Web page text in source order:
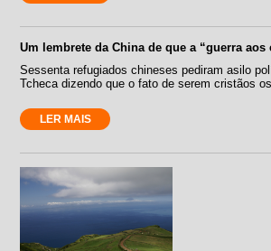
Um lembrete da China de que a “guerra
Sessenta refugiados chineses pediram asilo
Tcheca dizendo que o fato de serem cristãos
LER MAIS